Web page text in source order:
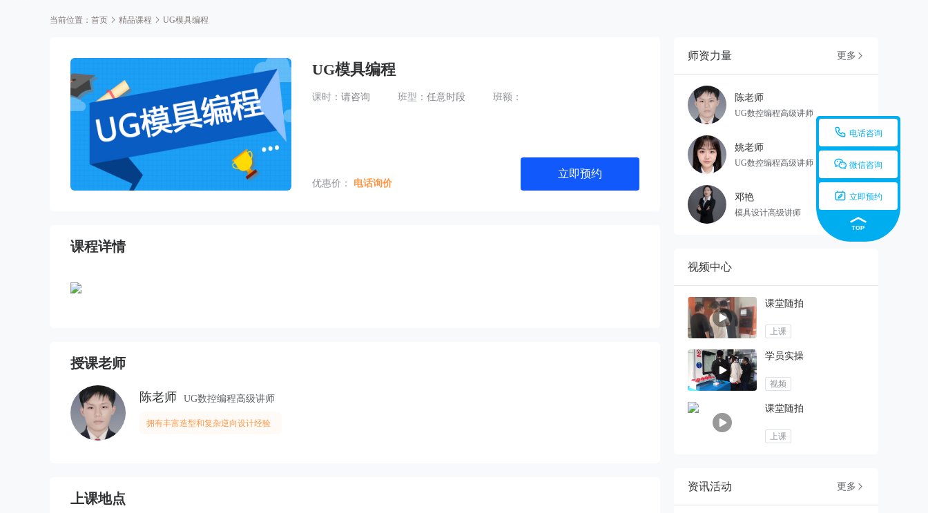
 电话咨询
 微信咨询
 立即预约
当前位置： 首页 精品课程 UG模具编程
UG模具编程
课时： 请咨询 班型： 任意时段 班额：
优惠价： 电话询价
立即预约
课程详情
授课老师
陈老师 UG数控编程高级讲师
拥有丰富造型和复杂逆向设计经验
上课地点
师资力量 更多 
陈老师
UG数控编程高级讲师
姚老师
UG数控编程高级讲师
邓艳
模具设计高级讲师
视频中心
课堂随拍
上课
学员实操
视频
课堂随拍
上课
资讯活动 更多 